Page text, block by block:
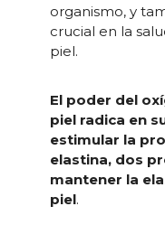
organismo, y
crucial en la
piel.
El poder del
piel radica en
estimular la
elastina, dos
mantener la
piel.